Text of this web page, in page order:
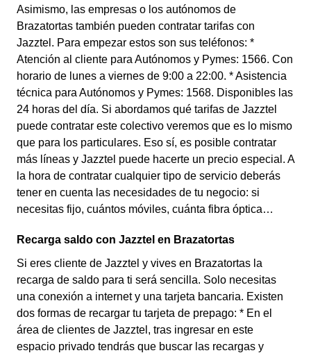
Asimismo, las empresas o los autónomos de
Brazatortas también pueden contratar tarifas con
Jazztel. Para empezar estos son sus teléfonos: *
Atención al cliente para Autónomos y Pymes: 1566. Con
horario de lunes a viernes de 9:00 a 22:00. * Asistencia
técnica para Autónomos y Pymes: 1568. Disponibles las
24 horas del día. Si abordamos qué tarifas de Jazztel
puede contratar este colectivo veremos que es lo mismo
que para los particulares. Eso sí, es posible contratar
más líneas y Jazztel puede hacerte un precio especial. A
la hora de contratar cualquier tipo de servicio deberás
tener en cuenta las necesidades de tu negocio: si
necesitas fijo, cuántos móviles, cuánta fibra óptica…
Recarga saldo con Jazztel en Brazatortas
Si eres cliente de Jazztel y vives en Brazatortas la
recarga de saldo para ti será sencilla. Solo necesitas
una conexión a internet y una tarjeta bancaria. Existen
dos formas de recargar tu tarjeta de prepago: * En el
área de clientes de Jazztel, tras ingresar en este
espacio privado tendrás que buscar las recargas y